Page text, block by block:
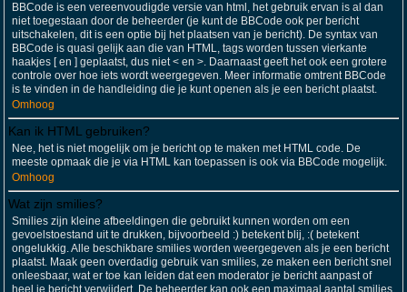
BBCode is een vereenvoudigde versie van html, het gebruik ervan is al dan
niet toegestaan door de beheerder (je kunt de BBCode ook per bericht
uitschakelen, dit is een optie bij het plaatsen van je bericht). De syntax van
BBCode is quasi gelijk aan die van HTML, tags worden tussen vierkante
haakjes [ en ] geplaatst, dus niet < en >. Daarnaast geeft het ook een grotere
controle over hoe iets wordt weergegeven. Meer informatie omtrent BBCode
is te vinden in de handleiding die je kunt openen als je een bericht plaatst.
Omhoog
Kan ik HTML gebruiken?
Nee, het is niet mogelijk om je bericht op te maken met HTML code. De
meeste opmaak die je via HTML kan toepassen is ook via BBCode mogelijk.
Omhoog
Wat zijn smilies?
Smilies zijn kleine afbeeldingen die gebruikt kunnen worden om een
gevoelstoestand uit te drukken, bijvoorbeeld :) betekent blij, :( betekent
ongelukkig. Alle beschikbare smilies worden weergegeven als je een bericht
plaatst. Maak geen overdadig gebruik van smilies, ze maken een bericht snel
onleesbaar, wat er toe kan leiden dat een moderator je bericht aanpast of
heel je bericht verwijdert. De beheerder kan ook een maximaal aantal smilies,